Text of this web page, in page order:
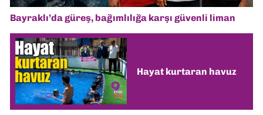
Bayraklı’da güreş, bağımlılığa karşı güvenli liman
Hayat kurtaran havuz